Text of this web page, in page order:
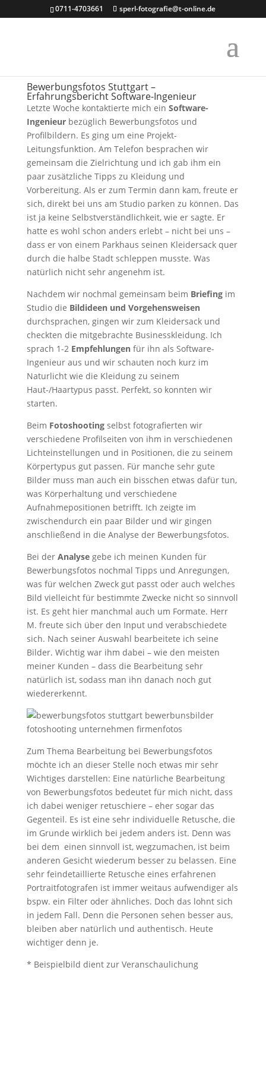
0711-4703661 sperl-fotografie@t-online.de
Bewerbungsfotos Stuttgart –
Erfahrungsbericht Software-Ingenieur
Letzte Woche kontaktierte mich ein Software-
Ingenieurbezüglich Bewerbungsfotos und
Profilbildern. Es ging um eine Projekt-
Leitungsfunktion. Am Telefon besprachen wir
gemeinsam die Zielrichtung und ich gab ihm ein
paar zusätzliche Tipps zu Kleidung und
Vorbereitung. Als er zum Termin dann kam, freute er
sich, direkt bei uns am Studio parken zu können. Das
ist ja keine Selbstverständlichkeit, wie er sagte. Er
hatte es wohl schon anders erlebt – nicht bei uns –
dass er von einem Parkhaus seinen Kleidersack quer
durch die halbe Stadt schleppen musste. Was
natürlich nicht sehr angenehm ist.
Nachdem wir nochmal gemeinsam beim Briefingim
Studio die Bildideen und Vorgehensweisen
durchsprachen, gingen wir zum Kleidersack und
checkten die mitgebrachte Businesskleidung. Ich
sprach 1-2 Empfehlungenfür ihn als Software-
Ingenieur aus und wir schauten noch kurz im
Naturlicht wie die Kleidung zu seinem
Haut-/Haartypus passt. Perfekt, so konnten wir
starten.
Beim Fotoshootingselbst fotografierten wir
verschiedene Profilseiten von ihm in verschiedenen
Lichteinstellungen und in Positionen, die zu seinem
Körpertypus gut passen. Für manche sehr gute
Bilder muss man auch ein bisschen etwas dafür tun,
was Körperhaltung und verschiedene
Aufnahmepositionen betrifft. Ich zeigte im
zwischendurch ein paar Bilder und wir gingen
anschließend in die Analyse der Bewerbungsfotos.
Bei der Analysegebe ich meinen Kunden für
Bewerbungsfotos nochmal Tipps und Anregungen,
was für welchen Zweck gut passt oder auch welches
Bild vielleicht für bestimmte Zwecke nicht so sinnvoll
ist. Es geht hier manchmal auch um Formate. Herr
M. freute sich über den Input und verabschiedete
sich. Nach seiner Auswahl bearbeitete ich seine
Bilder. Wichtig war ihm dabei – wie den meisten
meiner Kunden – dass die Bearbeitung sehr
natürlich ist, sodass man ihn danach noch gut
wiedererkennt.
Zum Thema Bearbeitung bei Bewerbungsfotos
möchte ich an dieser Stelle noch etwas mir sehr
Wichtiges darstellen: Eine natürliche Bearbeitung
von Bewerbungsfotos bedeutet für mich nicht, dass
ich dabei weniger retuschiere – eher sogar das
Gegenteil. Es ist eine sehr individuelle Retusche, die
im Grunde wirklich bei jedem anders ist. Denn was
bei dem einen sinnvoll ist, wegzumachen, ist beim
anderen Gesicht wiederum besser zu belassen. Eine
sehr feindetaillierte Retusche eines erfahrenen
Portraitfotografen ist immer weitaus aufwendiger als
bspw. ein Filter oder ähnliches. Doch das lohnt sich
in jedem Fall. Denn die Personen sehen besser aus,
bleiben aber natürlich und authentisch. Heute
wichtiger denn je.
* Beispielbild dient zur Veranschaulichung